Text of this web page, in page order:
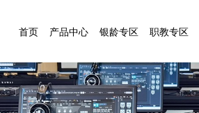
首页 产品中心 银龄专区 职教专区